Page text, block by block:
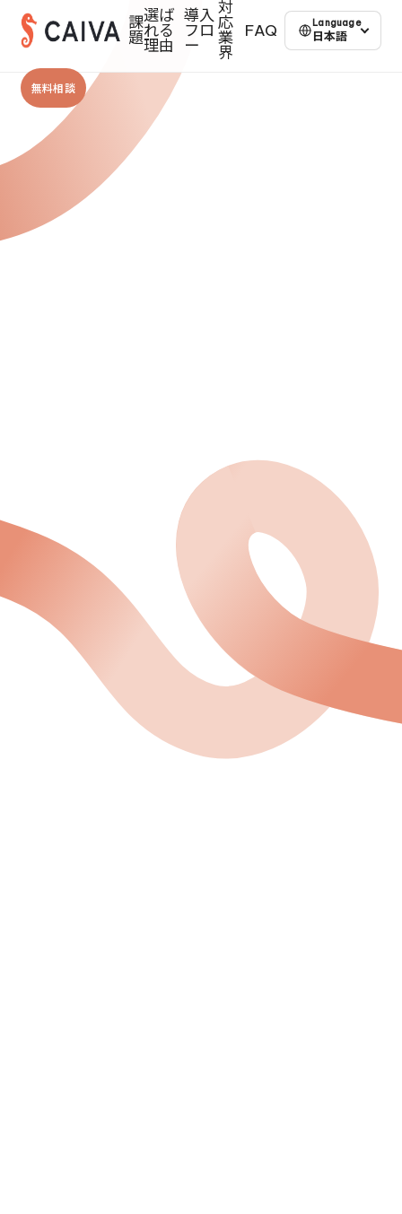
課
題
選ば
れる
理由
導入
フロ
ー
対
応
業
界
FAQ Language
日本語
無料相談